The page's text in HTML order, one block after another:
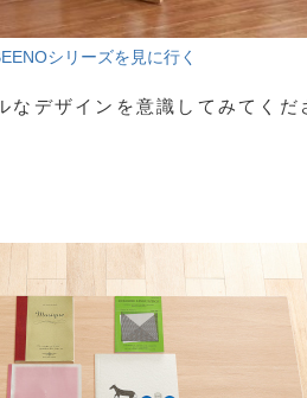
シリーズを見に行く
デザインを意識してみてくだ